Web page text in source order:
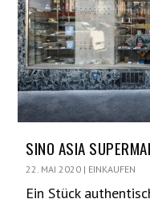
SINO ASIA
22. MAI 2020 | EINKAUFEN
Ein Stück